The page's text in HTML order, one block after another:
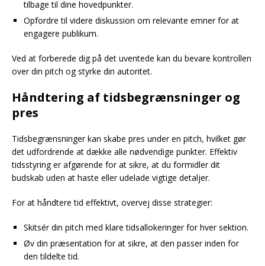
tilbage til dine hovedpunkter.
Opfordre til videre diskussion om relevante emner for at
engagere publikum.
Ved at forberede dig på det uventede kan du bevare kontrollen
over din pitch og styrke din autoritet.
Håndtering af tidsbegrænsninger og
pres
Tidsbegrænsninger kan skabe pres under en pitch, hvilket gør
det udfordrende at dække alle nødvendige punkter. Effektiv
tidsstyring er afgørende for at sikre, at du formidler dit
budskab uden at haste eller udelade vigtige detaljer.
For at håndtere tid effektivt, overvej disse strategier:
Skitsér din pitch med klare tidsallokeringer for hver sektion.
Øv din præsentation for at sikre, at den passer inden for
den tildelte tid.